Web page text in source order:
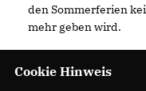
den Sommerferien
mehr geben wird.
Cookie Hinweis